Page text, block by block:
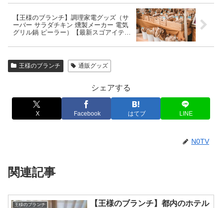
【王様のブランチ】調理家電グッズ（サ
ーバー サラダチキン 燻製メーカー 電気
グリル鍋 ピーラー）【最新スゴアイテ
王様のブランチ 通販グッズ
シェアする
X Facebook はてブ LINE
N0TV
関連記事
王様のブランチ
【王様のブランチ】都内のホテル